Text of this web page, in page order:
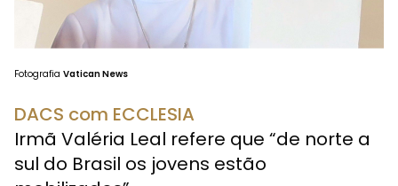
Fotografia Vatican News
DACS com ECCLESIA
Irmã Valéria Leal refere que “de norte a
sul do Brasil os jovens estão